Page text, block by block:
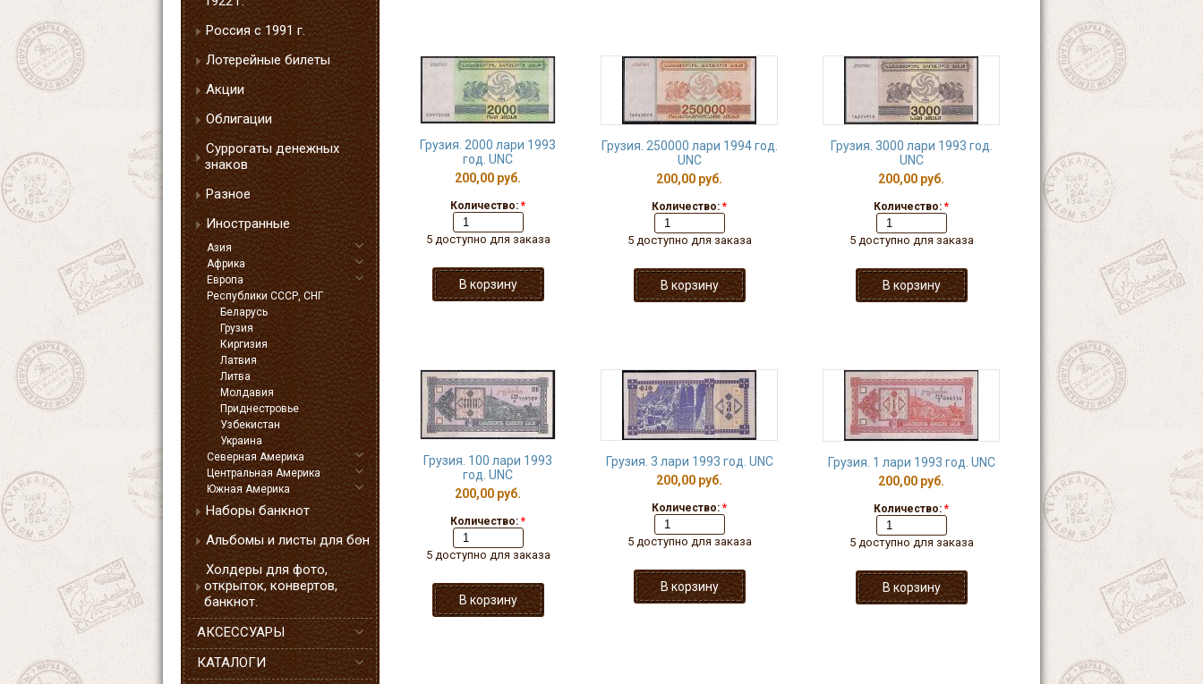
Россия с 1991 г.
Лотерейные билеты
Акции
Облигации
Суррогаты денежных
знаков
Разное
Иностранные
Азия
Африка
Европа
Республики СССР, СНГ
Беларусь
Грузия
Киргизия
Латвия
Литва
Молдавия
Приднестровье
Узбекистан
Украина
Северная Америка
Центральная Америка
Южная Америка
Наборы банкнот
Альбомы и листы для бон
Холдеры для фото,
открыток, конвертов,
банкнот.
АКСЕССУАРЫ
КАТАЛОГИ
Грузия. 2000 лари 1993
год. UNC
200,00 руб.
Количество: *
5 доступно для заказа
Грузия. 250000 лари 1994 год.
UNC
200,00 руб.
Количество: *
5 доступно для заказа
Грузия. 3000 лари 1993 год.
UNC
200,00 руб.
Количество: *
5 доступно для заказа
Грузия. 100 лари 1993
год. UNC
200,00 руб.
Количество: *
5 доступно для заказа
Грузия. 3 лари 1993 год. UNC
200,00 руб.
Количество: *
5 доступно для заказа
Грузия. 1 лари 1993 год. UNC
200,00 руб.
Количество: *
5 доступно для заказа